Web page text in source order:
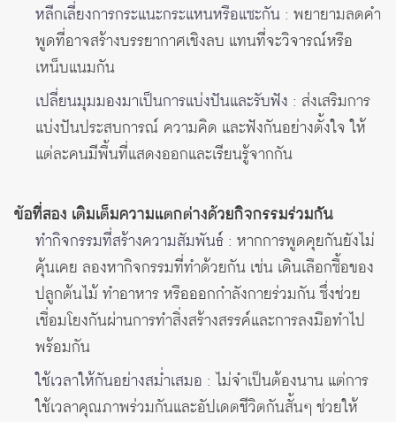
หลีกเลี่ยงการกระแนะกระแหนหรือแซะกัน : พยายามลดคำ
พูดที่อาจสร้างบรรยากาศเชิงลบ แทนที่จะวิจารณ์หรือ
เหน็บแนมกัน
เปลี่ยนมุมมองมาเป็นการแบ่งปันและรับฟัง : ส่งเสริมการ
แบ่งปันประสบการณ์ ความคิด และฟังกันอย่างตั้งใจ ให้
แต่ละคนมีพื้นที่แสดงออกและเรียนรู้จากกัน
ข้อที่สอง เติมเต็มความแตกต่างด้วยกิจกรรมร่วมกัน
ทำกิจกรรมที่สร้างความสัมพันธ์ : หากการพูดคุยกันยังไม่
คุ้นเคย ลองหากิจกรรมที่ทำด้วยกัน เช่น เดินเลือกซื้อของ
ปลูกต้นไม้ ทำอาหาร หรือออกกำลังกายร่วมกัน ซึ่งช่วย
เชื่อมโยงกันผ่านการทำสิ่งสร้างสรรค์และการลงมือทำไป
พร้อมกัน
ใช้เวลาให้กันอย่างสม่ำเสมอ : ไม่จำเป็นต้องนาน แต่การ
ใช้เวลาคุณภาพร่วมกันและอัปเดตชีวิตกันสั้นๆ ช่วยให้